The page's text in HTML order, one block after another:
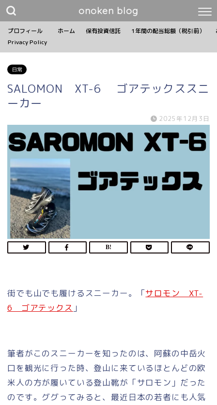
onoken blog
プロフィール
Privacy Policy
ホーム 保有投資信託 1年間の配当総額（税引前）
日常
SALOMON XT-6 ゴアテックススニ
ーカー
2025年12月3日
街でも山でも履けるスニーカー。「サロモン XT-
6 ゴアテックス 」
筆者がこのスニーカーを知ったのは、阿蘇の中岳火
口を観光に行った時、登山に来ているほとんどの欧
米人の方が履いている登山靴が「サロモン」だった
のです。ググってみると、最近日本の若者にも人気